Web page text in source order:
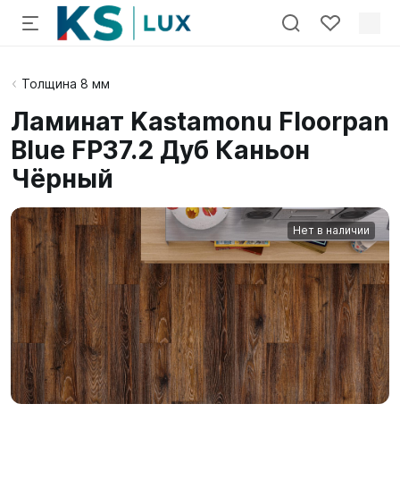
Толщина 8 мм
Ламинат Kastamonu Floorpan
Blue FP37.2 Дуб Каньон
Чёрный
Нет в наличии